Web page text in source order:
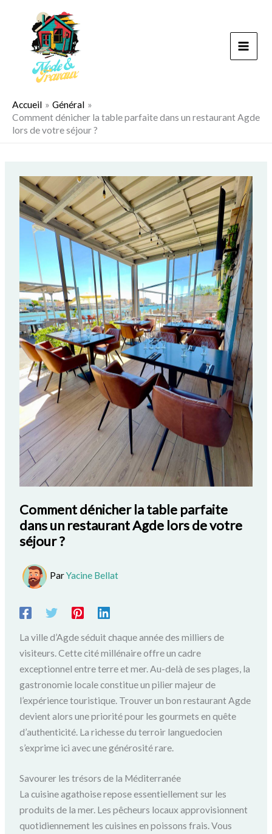
Accueil
Général
Comment dénicher la table parfaite dans un restaurant Agde
lors de votre séjour ?
Comment dénicher la table parfaite
dans un restaurant Agde lors de votre
séjour ?
ParYacine Bellat
La ville d’Agde séduit chaque année des milliers de
visiteurs. Cette cité millénaire offre un cadre
exceptionnel entre terre et mer. Au-delà de ses plages, la
gastronomie locale constitue un pilier majeur de
l’expérience touristique. Trouver un bon restaurant Agde
devient alors une priorité pour les gourmets en quête
d’authenticité. La richesse du terroir languedocien
s’exprime ici avec une générosité rare.
Savourer les trésors de la Méditerranée
La cuisine agathoise repose essentiellement sur les
produits de la mer. Les pêcheurs locaux approvisionnent
quotidiennement les cuisines en poissons frais. Vous